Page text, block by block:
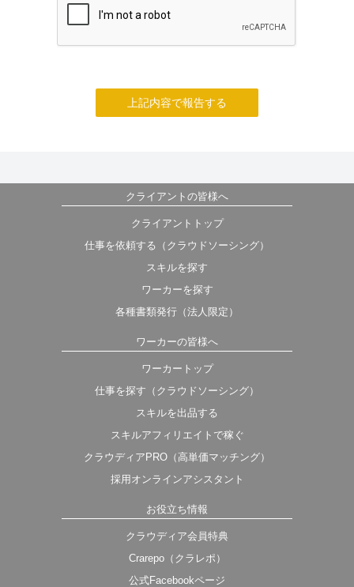
上記内容で報告する
クライアントの皆様へ
クライアントトップ
仕事を依頼する（クラウドソーシング）
スキルを探す
ワーカーを探す
各種書類発行（法人限定）
ワーカーの皆様へ
ワーカートップ
仕事を探す（クラウドソーシング）
スキルを出品する
スキルアフィリエイトで稼ぐ
クラウディアPRO（高単価マッチング）
採用オンラインアシスタント
お役立ち情報
クラウディア会員特典
Crarepo（クラレポ）
公式Facebookページ